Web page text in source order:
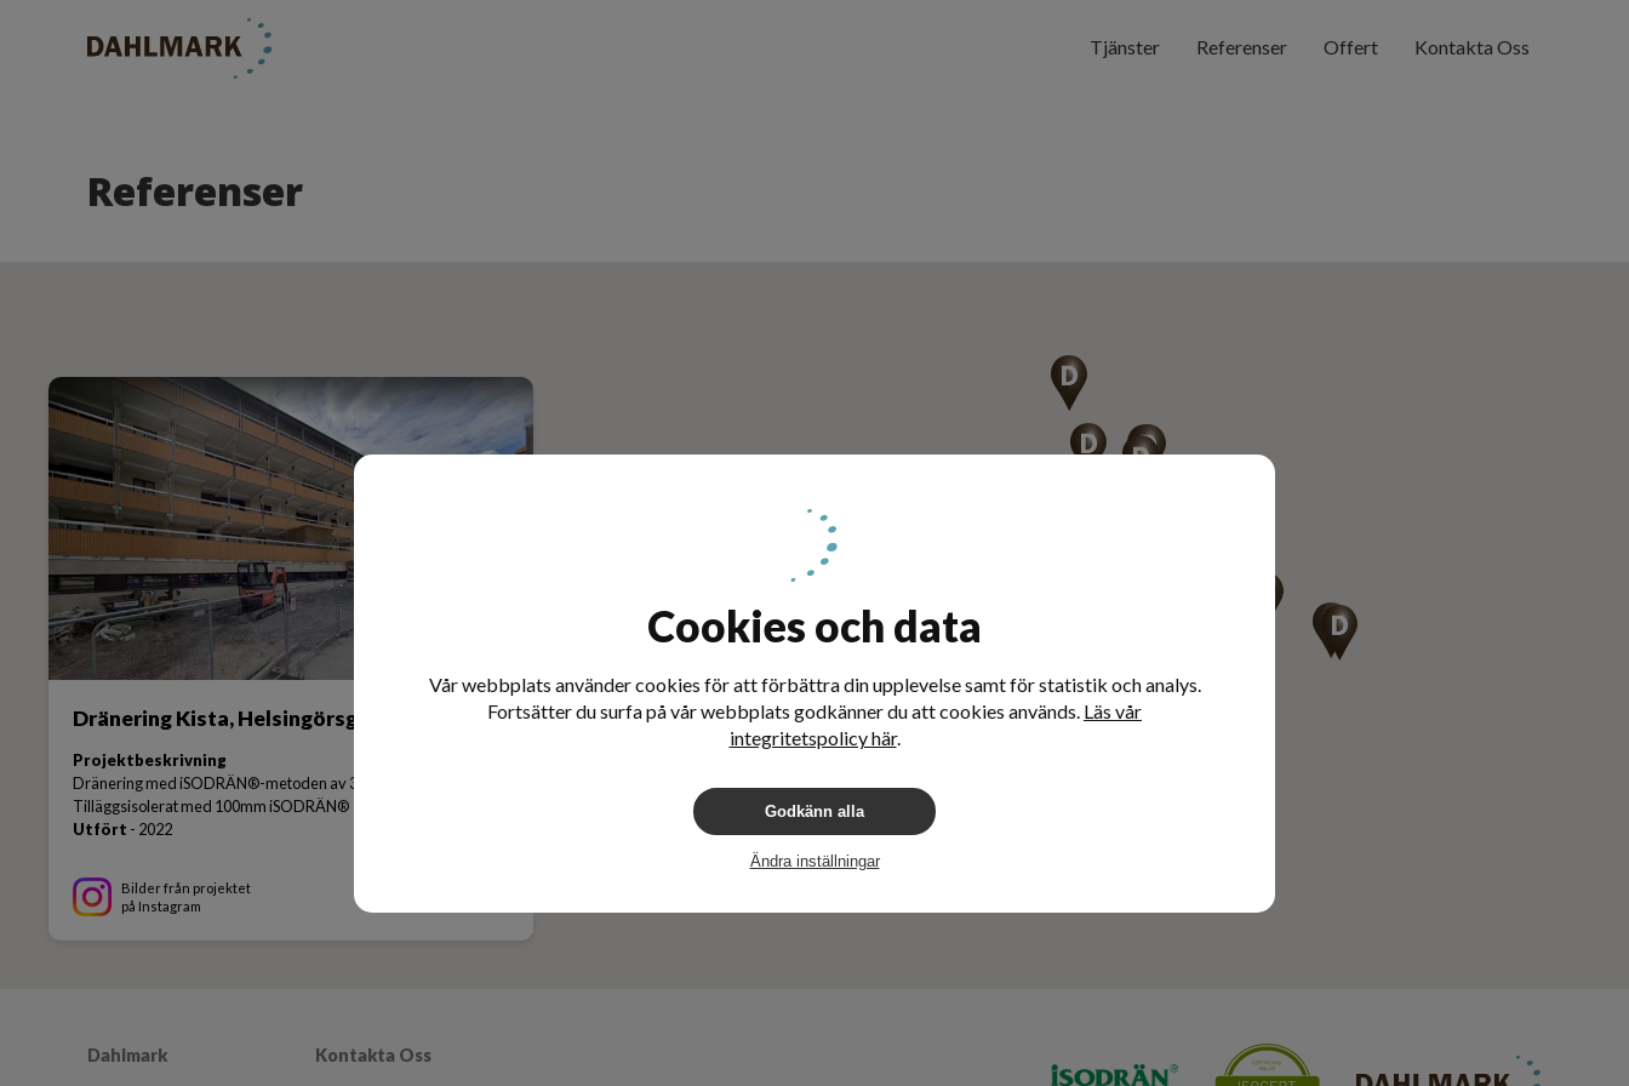
Tjänster Referenser Offert Kontakta Oss
Referenser
Dränering Kista, Helsingörsgatan
Projektbeskrivning
Dränering med iSODRÄN®-metoden av 3 st fastigheter.
Tilläggsisolerat med 100mm iSODRÄN®
Utfört - 2022
Bilder från projektet
på Instagram
Dahlmark Kontakta Oss
Cookies och data
Vår webbplats använder cookies för att förbättra din upplevelse samt för statistik och analys.
Fortsätter du surfa på vår webbplats godkänner du att cookies används. Läs vår
integritetspolicy här.
Godkänn alla
Ändra inställningar